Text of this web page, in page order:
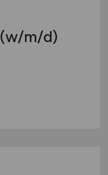
(w/m/d)